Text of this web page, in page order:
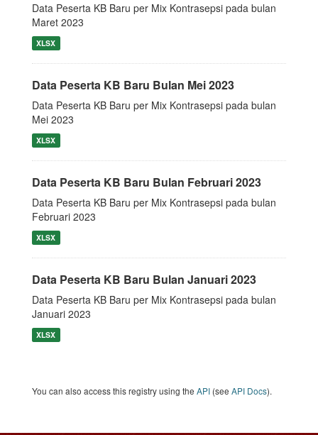
Data Peserta KB Baru per Mix Kontrasepsi pada bulan
Maret 2023
XLSX
Data Peserta KB Baru Bulan Mei 2023
Data Peserta KB Baru per Mix Kontrasepsi pada bulan
Mei 2023
XLSX
Data Peserta KB Baru Bulan Februari 2023
Data Peserta KB Baru per Mix Kontrasepsi pada bulan
Februari 2023
XLSX
Data Peserta KB Baru Bulan Januari 2023
Data Peserta KB Baru per Mix Kontrasepsi pada bulan
Januari 2023
XLSX
You can also access this registry using the API (see API Docs).